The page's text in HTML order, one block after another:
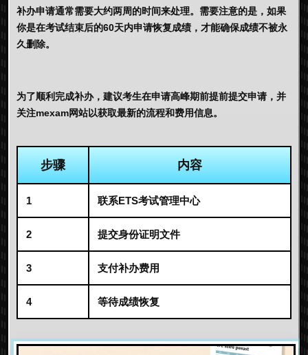
补办申请通常需要大约两周的时间来处理。需要注意的是，如果
你是在考试结束后的60天内申请恢复成绩，才能确保成绩不被永
久删除。
为了顺利完成补办，建议考生在申请高峰期前提前提交申请，并
关注mexam网站以获取最新的流程和费用信息。
步骤 内容
1 联系ETS考试管理中心
2 提交身份证明文件
3 支付补办费用
4 等待成绩恢复